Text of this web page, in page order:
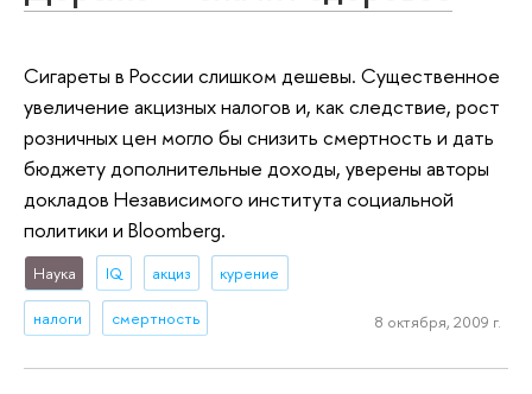
Сигареты в России слишком дешевы. Существенное
увеличение акцизных налогов и, как следствие, рост
розничных цен могло бы снизить смертность и дать
бюджету дополнительные доходы, уверены авторы
докладов Независимого института социальной
политики и Bloomberg.
Наука IQ акциз курение
налоги смертность 8 октября, 2009 г.